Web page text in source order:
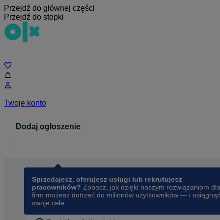
Przejdź do głównej części
Przejdź do stopki
Twoje konto
Dodaj ogłoszenie
Sprzedajesz, oferujesz usługi lub rekrutujesz
pracowników? Zobacz, jak dzięki naszym rozwiązaniom dla
firm możesz dotrzeć do milionów użytkowników — i osiągnąć
swoje cele.